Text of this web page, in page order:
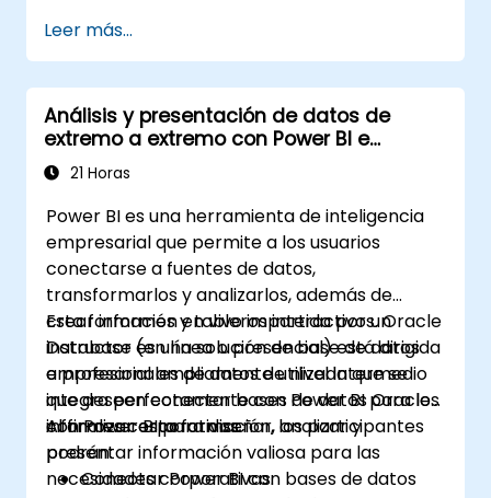
Leer más...
Análisis y presentación de datos de
extremo a extremo con Power BI e
integración con Oracle
21 Horas
Power BI es una herramienta de inteligencia
empresarial que permite a los usuarios
conectarse a fuentes de datos,
transformarlos y analizarlos, además de
crear informes y tableros interactivos. Oracle
Database es una solución de base de datos
empresarial ampliamente utilizada que se
integra perfectamente con Power BI para los
informes corporativos.
Esta formación en vivo impartida por un
instructor (en línea o presencial) está dirigida
a profesionales de datos de nivel intermedio
que deseen conectar bases de datos Oracle
con Power BI para diseñar, analizar y
presentar información valiosa para las
necesidades corporativas.
Al finalizar esta formación, los participantes
podrán:
Conectar Power BI con bases de datos